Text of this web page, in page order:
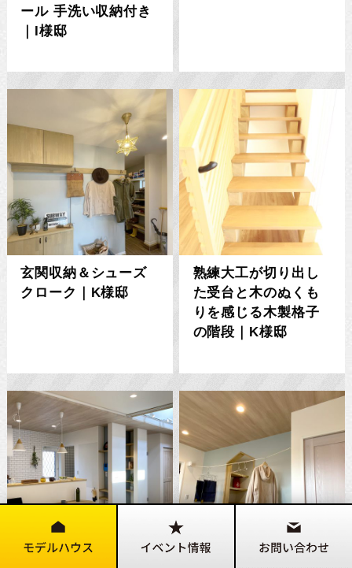
ール 手洗い収納付き
｜I様邸
玄関収納＆シューズ
クローク｜K様邸
熟練大工が切り出し
た受台と木のぬくも
りを感じる木製格子
の階段｜K様邸